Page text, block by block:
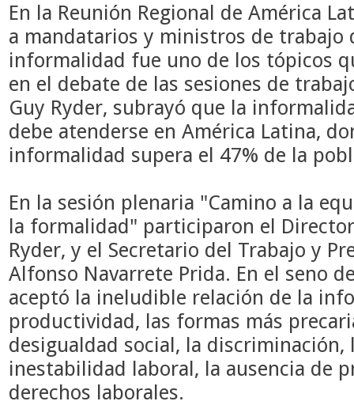
En la Reunión Regional de América
a mandatarios y ministros de trabajo
informalidad fue uno de los tópicos
en el debate de las sesiones de
Guy Ryder, subrayó que la
debe atenderse en América Latina,
informalidad supera el 47% de la
En la sesión plenaria "Camino a la
la formalidad" participaron el
Ryder, y el Secretario del Trabajo y
Alfonso Navarrete Prida. En el seno
aceptó la ineludible relación de la
productividad, las formas más
desigualdad social, la discriminación,
inestabilidad laboral, la ausencia de
derechos laborales.